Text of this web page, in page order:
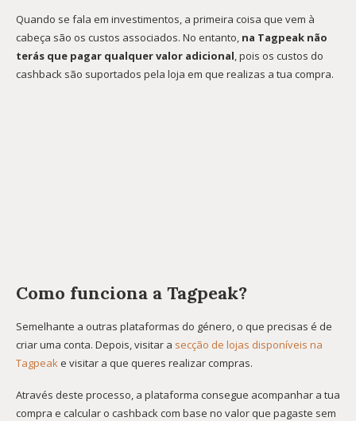
Quando se fala em investimentos, a primeira coisa que vem à
cabeça são os custos associados. No entanto, na Tagpeak não
terás que pagar qualquer valor adicional , pois os custos do
cashback são suportados pela loja em que realizas a tua compra.
Como funciona a Tagpeak?
Semelhante a outras plataformas do género, o que precisas é de
criar uma conta. Depois, visitar a secção de lojas disponíveis na
Tagpeak e visitar a que queres realizar compras.
Através deste processo, a plataforma consegue acompanhar a tua
compra e calcular o cashback com base no valor que pagaste sem